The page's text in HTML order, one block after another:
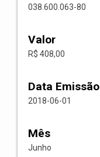
038.600.063-80
Valor
R$ 408,00
Data Emissão
2018-06-01
Mês
Junho